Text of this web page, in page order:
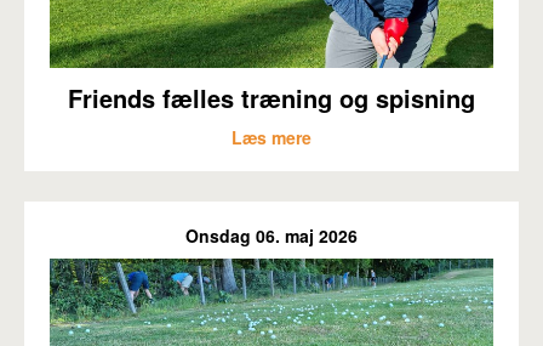
Friends fælles træning og spisning
Læs mere
Onsdag 06. maj 2026